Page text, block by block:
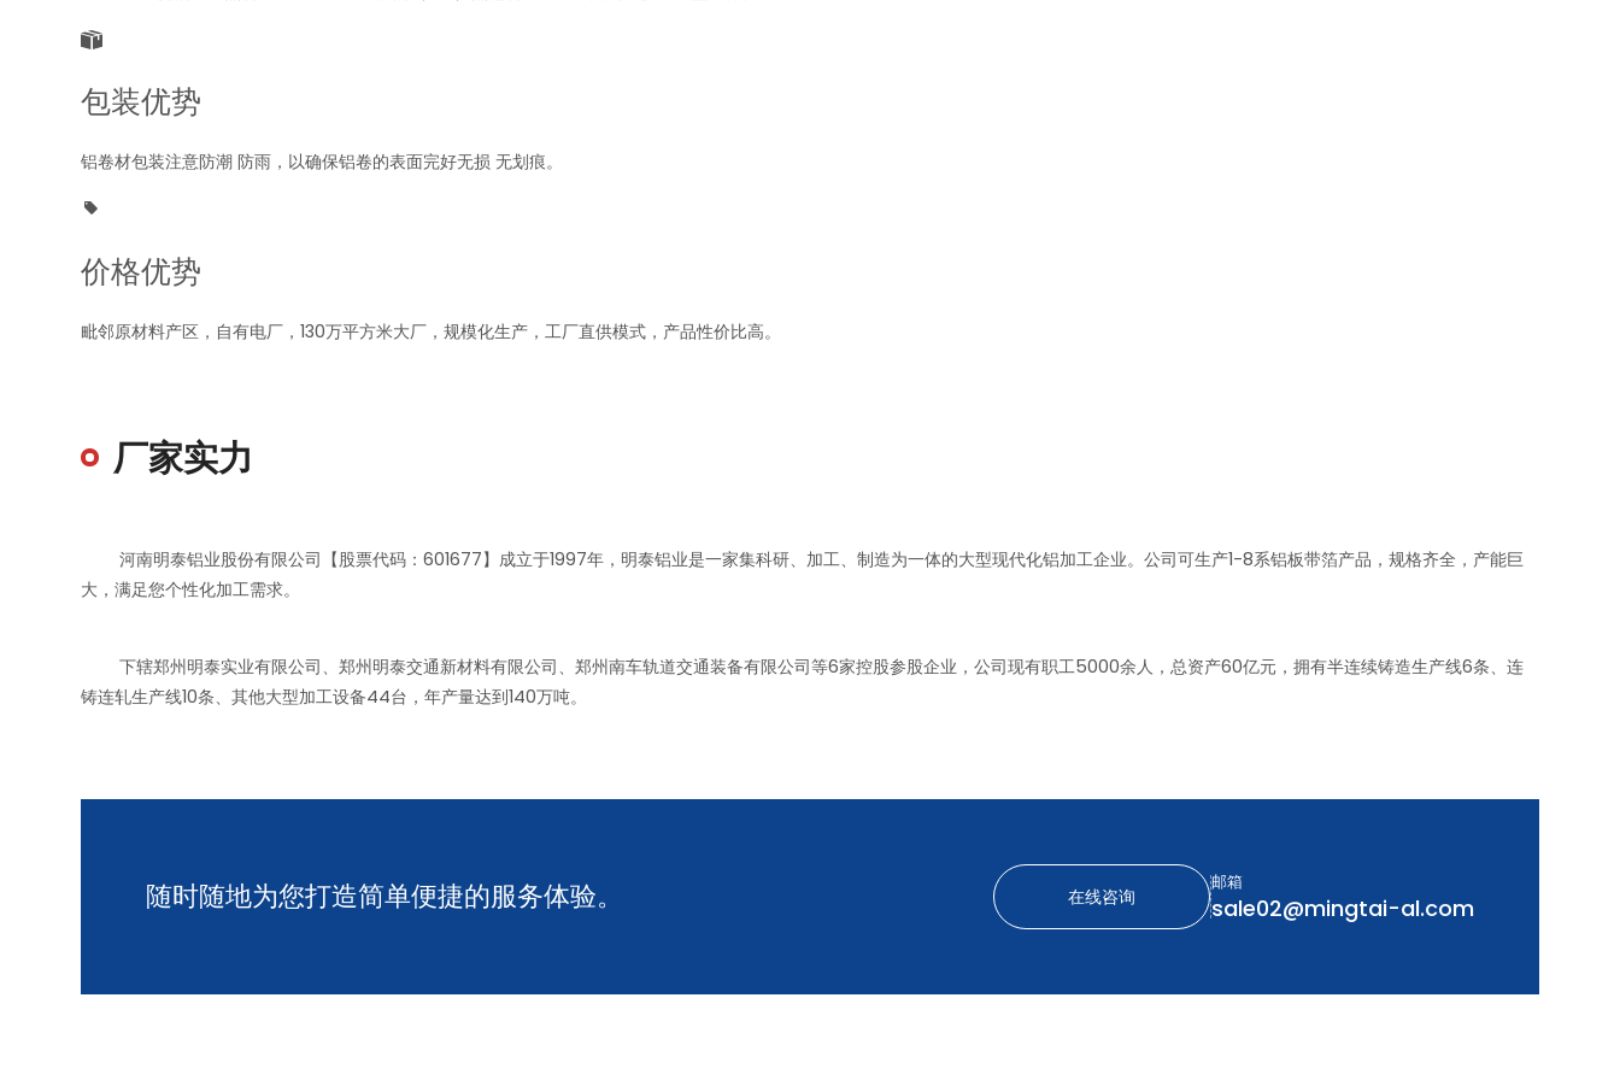

包装优势
铝卷材包装注意防潮 防雨，以确保铝卷的表面完好无损 无划痕。

价格优势
毗邻原材料产区，自有电厂，130万平方米大厂，规模化生产，工厂直供模式，产品性价比高。
厂家实力
河南明泰铝业股份有限公司【股票代码：601677】成立于1997年，明泰铝业是一家集科研、加工、制造为一体的大型现代化铝加工企业。公司可生产1-8系铝板带箔产品，规格齐全，产能巨
大，满足您个性化加工需求。
下辖郑州明泰实业有限公司、郑州明泰交通新材料有限公司、郑州南车轨道交通装备有限公司等6家控股参股企业，公司现有职工5000余人，总资产60亿元，拥有半连续铸造生产线6条、连
铸连轧生产线10条、其他大型加工设备44台，年产量达到140万吨。
随时随地为您打造简单便捷的服务体验。 在线咨询
邮箱
sale02@mingtai-al.com